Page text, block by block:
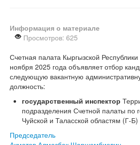
Информация о материале
Просмотров: 625
Счетная палата Кыргызской
ноября 2025 года объявляет отбор
следующую вакантную
должность:
государственный инспектор
подразделения Счетной палаты по
Чуйской и Таласской областям (Г-
Председатель